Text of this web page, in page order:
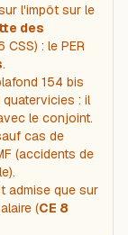
l'impôt sur le
des
CSS) : le PER
.
154 bis
: il
le conjoint.
cas de
(accidents de
admise que sur
(CE 8